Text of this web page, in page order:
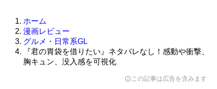
ホーム
漫画レビュー
グルメ・日常系GL
『君の胃袋を借りたい』ネタバレなし！感動や衝撃、
胸キュン、没入感を可視化
infoこの記事は広告を含みます